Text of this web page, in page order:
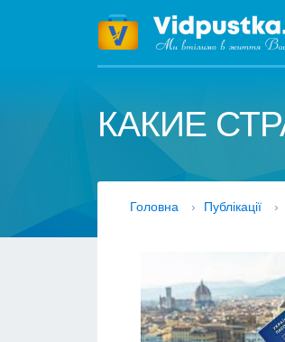
КАКИЕ
Головна › Публікації ›